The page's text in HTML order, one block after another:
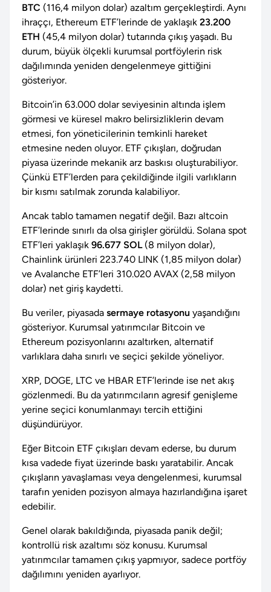
BTC (116,4 milyon dolar) azaltım gerçekleştirdi. Aynı
ihraççı, Ethereum ETF’lerinde de yaklaşık 23.200
ETH (45,4 milyon dolar) tutarında çıkış yaşadı. Bu
durum, büyük ölçekli kurumsal portföylerin risk
dağılımında yeniden dengelenmeye gittiğini
gösteriyor.
Bitcoin’in 63.000 dolar seviyesinin altında işlem
görmesi ve küresel makro belirsizliklerin devam
etmesi, fon yöneticilerinin temkinli hareket
etmesine neden oluyor. ETF çıkışları, doğrudan
piyasa üzerinde mekanik arz baskısı oluşturabiliyor.
Çünkü ETF’lerden para çekildiğinde ilgili varlıkların
bir kısmı satılmak zorunda kalabiliyor.
Ancak tablo tamamen negatif değil. Bazı altcoin
ETF’lerinde sınırlı da olsa girişler görüldü. Solana spot
ETF’leri yaklaşık 96.677 SOL(8 milyon dolar),
Chainlink ürünleri 223.740 LINK (1,85 milyon dolar)
ve Avalanche ETF’leri 310.020 AVAX (2,58 milyon
dolar) net giriş kaydetti.
Bu veriler, piyasada sermaye rotasyonu yaşandığını
gösteriyor. Kurumsal yatırımcılar Bitcoin ve
Ethereum pozisyonlarını azaltırken, alternatif
varlıklara daha sınırlı ve seçici şekilde yöneliyor.
XRP, DOGE, LTC ve HBAR ETF’lerinde ise net akış
gözlenmedi. Bu da yatırımcıların agresif genişleme
yerine seçici konumlanmayı tercih ettiğini
düşündürüyor.
Eğer Bitcoin ETF çıkışları devam ederse, bu durum
kısa vadede fiyat üzerinde baskı yaratabilir. Ancak
çıkışların yavaşlaması veya dengelenmesi, kurumsal
tarafın yeniden pozisyon almaya hazırlandığına işaret
edebilir.
Genel olarak bakıldığında, piyasada panik değil;
kontrollü risk azaltımı söz konusu. Kurumsal
yatırımcılar tamamen çıkış yapmıyor, sadece portföy
dağılımını yeniden ayarlıyor.